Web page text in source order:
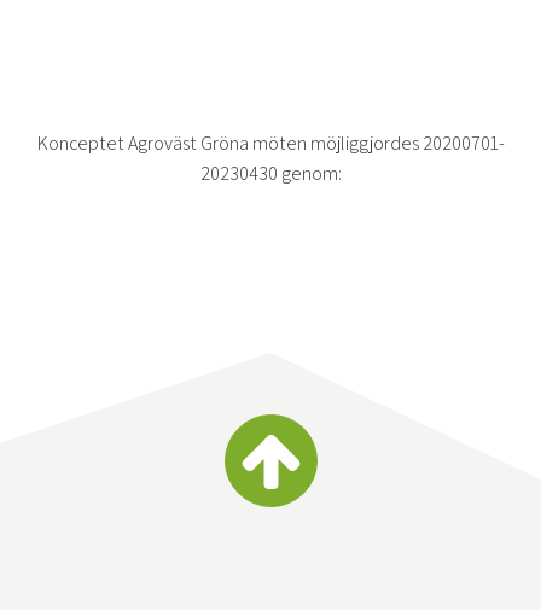
Konceptet Agroväst Gröna möten möjliggjordes 20200701-
20230430 genom: